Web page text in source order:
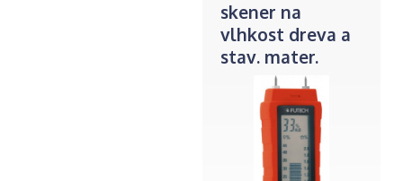
skener na
vlhkost dreva a
stav. mater.
700.08